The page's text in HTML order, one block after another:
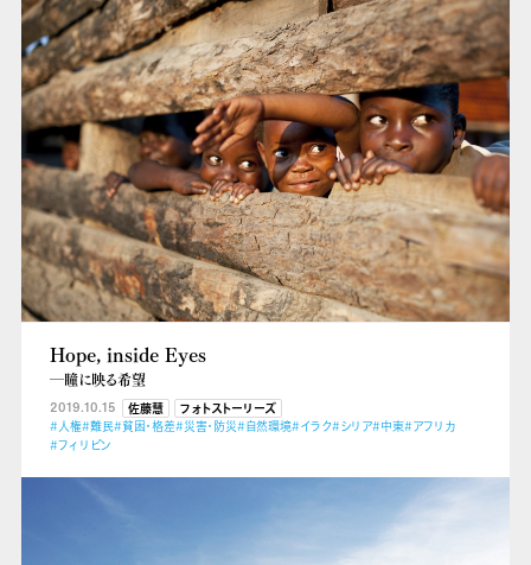
Hope, inside Eyes
―瞳に映る希望
2019.10.15 佐藤慧
フォトストーリーズ
#人権#難民#貧困・格差#災害・防災#自然環境#イラク#シリア#中東#アフリカ
#フィリピン